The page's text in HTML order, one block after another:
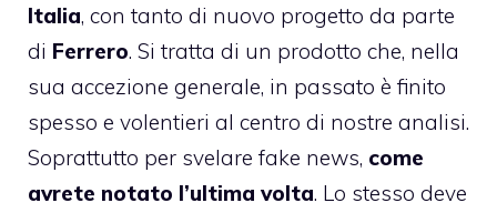
Italia, con tanto di nuovo progetto da parte
di Ferrero. Si tratta di un prodotto che, nella
sua accezione generale, in passato è finito
spesso e volentieri al centro di nostre analisi.
Soprattutto per svelare fake news, come
avrete notato l’ultima volta. Lo stesso deve